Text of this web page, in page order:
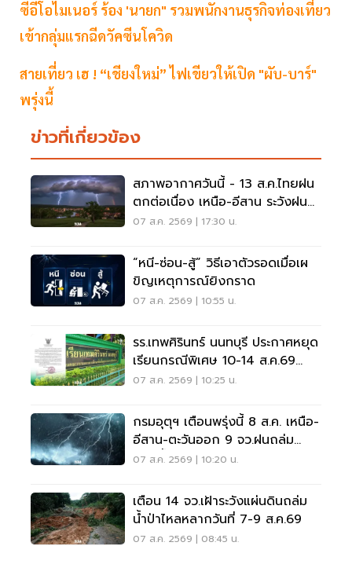
ซีอีโอไมเนอร์ ร้อง 'นายก" รวมพนักงานธุรกิจท่องเที่ยว
เข้ากลุ่มแรกฉีดวัคซีนโควิด
สายเที่ยว เฮ ! “เชียงใหม่” ไฟเขียวให้เปิด "ผับ-บาร์"
พรุ่งนี้
ข่าวที่เกี่ยวข้อง
สภาพอากาศวันนี้ - 13 ส.ค.ไทยฝน
ตกต่อเนื่อง เหนือ-อีสาน ระวังฝน
ตกหนักมากบางแห่ง
07 ส.ค. 2569 | 17:30 น.
“หนี-ซ่อน-สู้” วิธีเอาตัวรอดเมื่อเผ
ขิญเหตุการณ์ยิงกราด
07 ส.ค. 2569 | 10:55 น.
รร.เทพศิรินทร์ นนทบุรี ประกาศหยุด
เรียนกรณีพิเศษ 10-14 ส.ค.69
หลังเหตุกราดยิง
07 ส.ค. 2569 | 10:25 น.
กรมอุตุฯ เตือนพรุ่งนี้ 8 ส.ค. เหนือ-
อีสาน-ตะวันออก 9 จว.ฝนถล่ม
ระวังน้ำท่วมฉับพลัน
07 ส.ค. 2569 | 10:20 น.
เตือน 14 จว.เฝ้าระวังแผ่นดินถล่ม
น้ำป่าไหลหลากวันที่ 7-9 ส.ค.69
07 ส.ค. 2569 | 08:45 น.